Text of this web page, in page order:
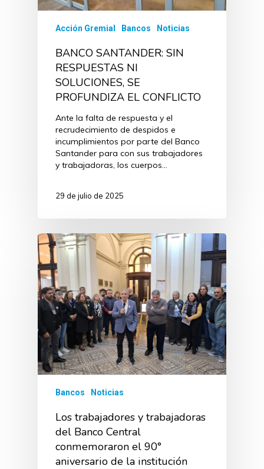
Acción Gremial Bancos Noticias
BANCO SANTANDER: SIN
RESPUESTAS NI
SOLUCIONES, SE
PROFUNDIZA EL CONFLICTO
Ante la falta de respuesta y el
recrudecimiento de despidos e
incumplimientos por parte del Banco
Santander para con sus trabajadores
y trabajadoras, los cuerpos…
29 de julio de 2025
Bancos Noticias
Los trabajadores y trabajadoras
del Banco Central
conmemoraron el 90°
aniversario de la institución